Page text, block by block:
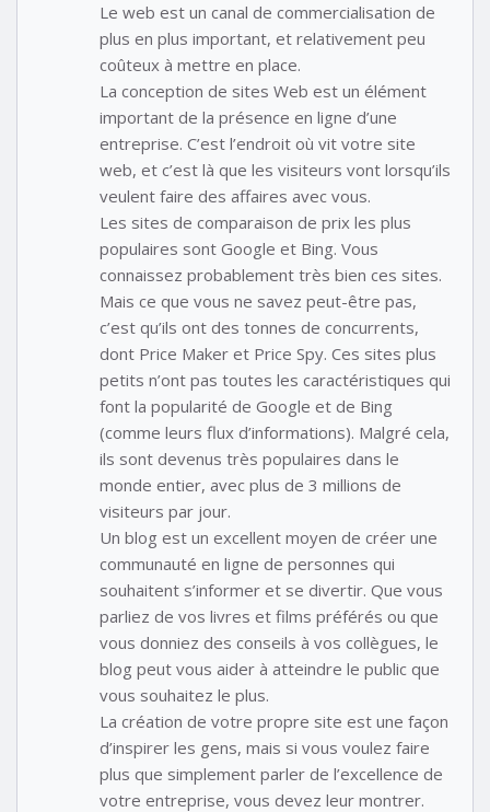
Le web est un canal de commercialisation de
plus en plus important, et relativement peu
coûteux à mettre en place.
La conception de sites Web est un élément
important de la présence en ligne d’une
entreprise. C’est l’endroit où vit votre site
web, et c’est là que les visiteurs vont lorsqu’ils
veulent faire des affaires avec vous.
Les sites de comparaison de prix les plus
populaires sont Google et Bing. Vous
connaissez probablement très bien ces sites.
Mais ce que vous ne savez peut-être pas,
c’est qu’ils ont des tonnes de concurrents,
dont Price Maker et Price Spy. Ces sites plus
petits n’ont pas toutes les caractéristiques qui
font la popularité de Google et de Bing
(comme leurs flux d’informations). Malgré cela,
ils sont devenus très populaires dans le
monde entier, avec plus de 3 millions de
visiteurs par jour.
Un blog est un excellent moyen de créer une
communauté en ligne de personnes qui
souhaitent s’informer et se divertir. Que vous
parliez de vos livres et films préférés ou que
vous donniez des conseils à vos collègues, le
blog peut vous aider à atteindre le public que
vous souhaitez le plus.
La création de votre propre site est une façon
d’inspirer les gens, mais si vous voulez faire
plus que simplement parler de l’excellence de
votre entreprise, vous devez leur montrer.